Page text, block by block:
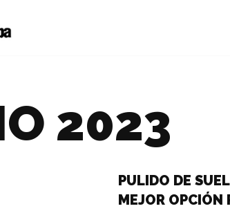
2023
PULIDO DE
MEJOR OPCIÓN